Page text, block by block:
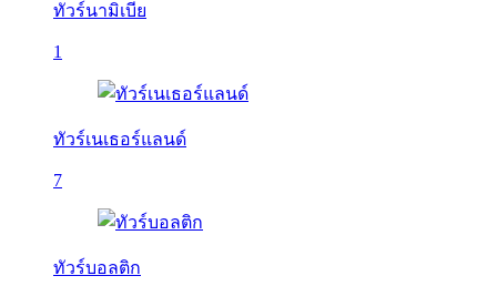
ทัวร์นามิเบีย
1
ทัวร์เนเธอร์แลนด์
7
ทัวร์บอลติก